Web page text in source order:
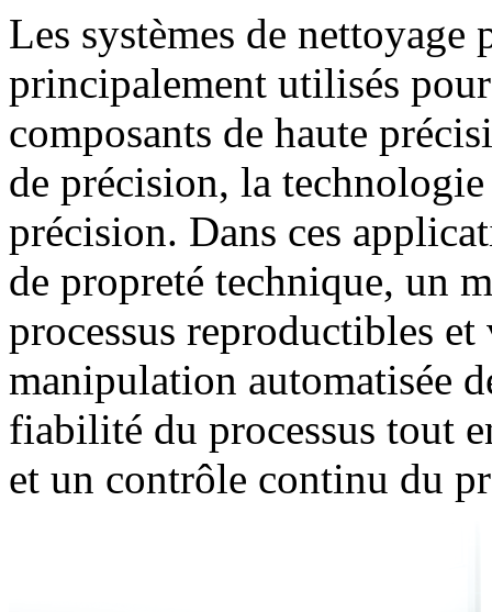
Les systèmes de
principalement utilisés
composants de haute
de précision, la
précision. Dans ces
de propreté technique, un
processus reproductibles
manipulation automatisée
fiabilité du processus tout
et un contrôle continu du